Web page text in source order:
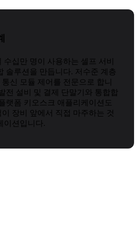
수십만 명이 사용하는 셀프 서비
솔루션을 만듭니다. 저수준 계층
신 모듈 제어를 전문으로 합니
전 설비 및 결제 단말기와 통합합
랫폼 키오스크 애플리케이션도
장비 앞에서 직접 마주하는 것
이션입니다.